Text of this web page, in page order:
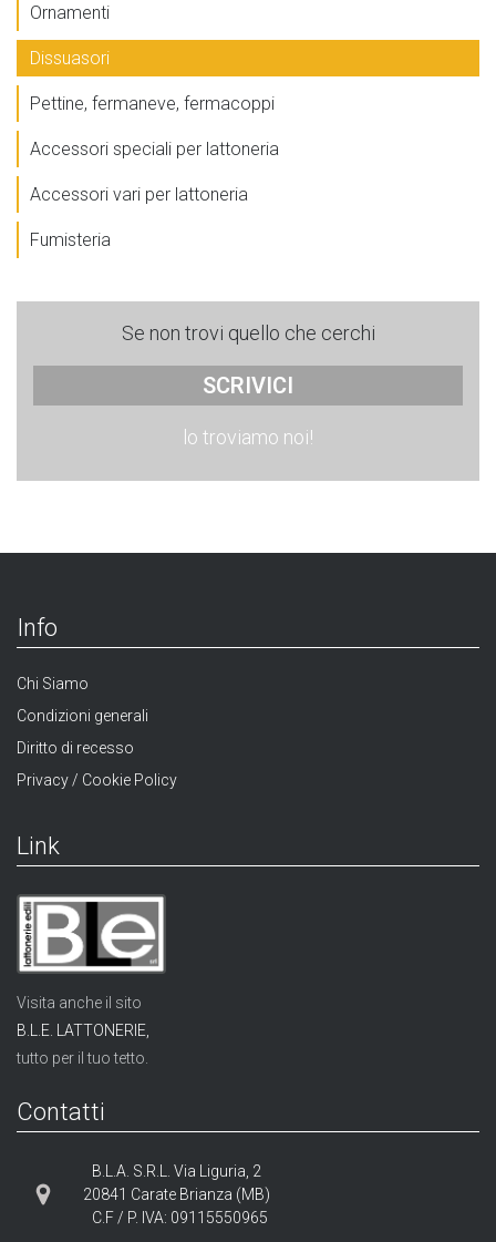
Ornamenti
Dissuasori
Pettine, fermaneve, fermacoppi
Accessori speciali per lattoneria
Accessori vari per lattoneria
Fumisteria
Se non trovi quello che cerchi
SCRIVICI
lo troviamo noi!
Info
Chi Siamo
Condizioni generali
Diritto di recesso
Privacy / Cookie Policy
Link
Visita anche il sito
B.L.E. LATTONERIE,
tutto per il tuo tetto.
Contatti
B.L.A. S.R.L. Via Liguria, 2
20841 Carate Brianza (MB)
C.F / P. IVA: 09115550965